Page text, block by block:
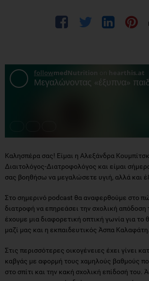
Καλησπέρα σας! Είμαι η Αλεξάνδρα
Διαιτολόγος-Διατροφολόγος και είμαι
σας βοηθήσω να μεγαλώσετε υγιή, αλλά και
Στο σημερινό podcast θα αναφερθούμε στο
διατροφή να επηρεάσει την σχολική απόδοση
έχουμε μια διαφορετική οπτική γωνία για το
μαζί μας και η εκπαιδευτικός Άσπα Καλαφάτη.
Στις περισσότερες οικογένειες έχει γίνει
καβγάς με αφορμή τους χαμηλούς βαθμούς
στο σπίτι και την κακή σχολική επίδοσή του.